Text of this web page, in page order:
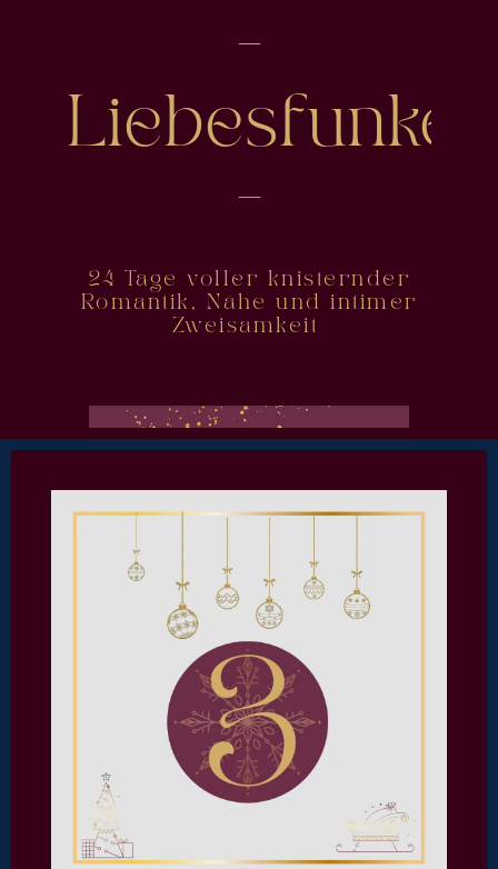
-
Liebesfunken
-
24 Tage voller knisternder
Romantik, Nähe und intimer
Zweisamkeit